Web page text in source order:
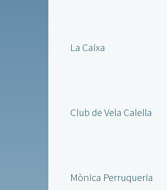
La Caixa
Club de Vela Calella
Mònica Perruqueria